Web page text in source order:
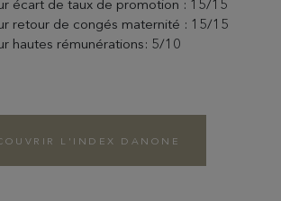
écart de taux de promotion : 15/15
retour de congés maternité : 15/15
hautes rémunérations: 5/10
L'INDEX DANONE